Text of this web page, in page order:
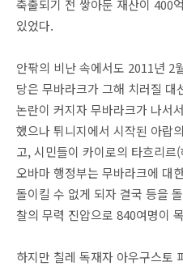
축출되기 전 쌓아둔 재산이 400
있었다.
안팎의 비난 속에서도 2011년 2
당은 무바라크가 그해 치러질
논란이 커지자 무바라크가 나서
했으나 튀니지에서 시작된 아랍
고, 시민들이 카이로의 타흐리
오바마 행정부는 무바라크에 대
돌이킬 수 없게 되자 결국 등을
찰의 무력 진압으로 840여명이
하지만 칠레 독재자 아우구스토